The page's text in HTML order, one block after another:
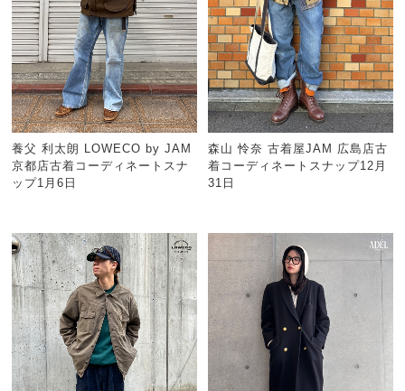
養父 利太朗 LOWECO by JAM
京都店古着コーディネートスナ
ップ1月6日
森山 怜奈 古着屋JAM 広島店古
着コーディネートスナップ12月
31日